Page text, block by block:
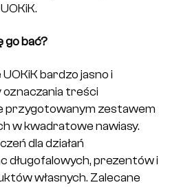
go bać?
bardzo jasno i
oznaczania treści
przygotowanym zestawem
w kwadratowe nawiasy.
dla działań
długofalowych, prezentów i
własnych. Zalecane